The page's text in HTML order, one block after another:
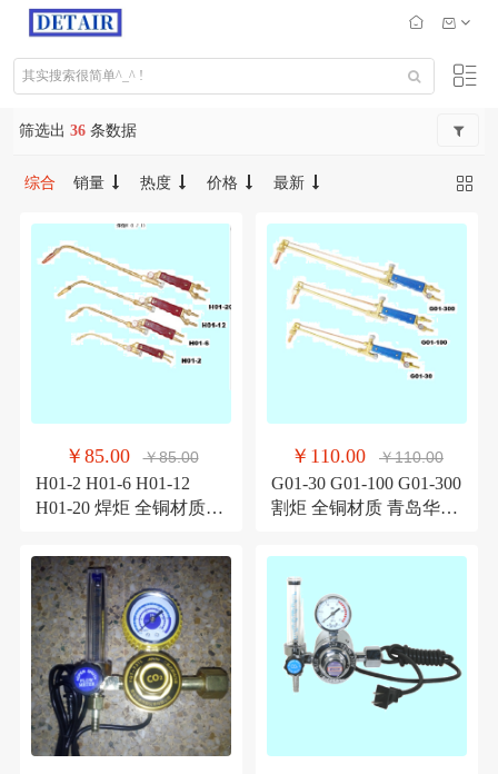
筛选出 36 条数据
综合 销量 热度 价格 最新
￥85.00 ￥85.00
H01-2 H01-6 H01-12
H01-20 焊炬 全铜材质
￥110.00 ￥110.00
G01-30 G01-100 G01-300
割炬 全铜材质 青岛华青